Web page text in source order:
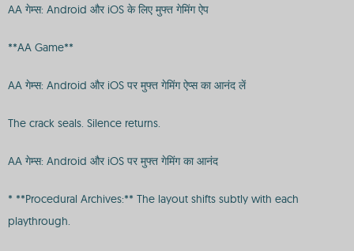
AA गेम्स: Android और iOS के लिए मुफ्त गेमिंग ऐप
**AA Game**
AA गेम्स: Android और iOS पर मुफ्त गेमिंग ऐप्स का आनंद लें
The crack seals. Silence returns.
AA गेम्स: Android और iOS पर मुफ्त गेमिंग का आनंद
* **Procedural Archives:** The layout shifts subtly with each
playthrough.